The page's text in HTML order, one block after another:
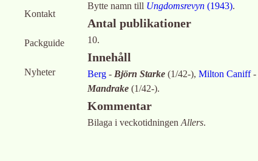
Kontakt
Packguide
Nyheter
Bytte namn till Ungdomsrevyn (1943).
Antal publikationer
10.
Innehåll
Berg - Björn Starke (1/42-), Milton Caniff-
Mandrake (1/42-).
Kommentar
Bilaga i veckotidningen Allers.